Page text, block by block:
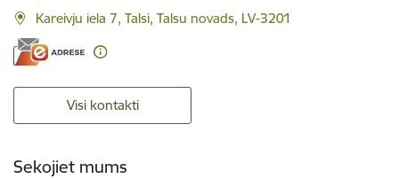
Kareivju iela 7, Talsi, Talsu novads, LV-3201
Visi kontakti
Sekojiet mums